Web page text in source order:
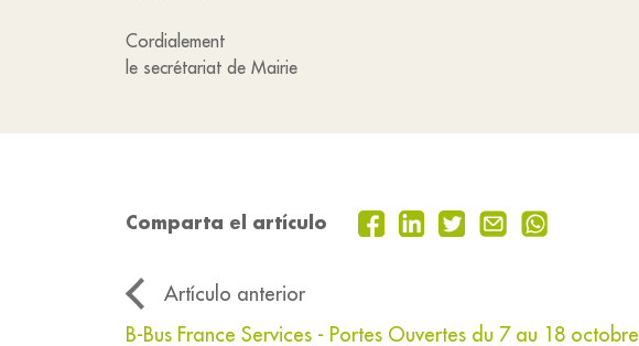
Cordialement
le secrétariat de Mairie
Comparta el artículo
Artículo anterior
B-Bus France Services - Portes Ouvertes du 7 au 18 octobre